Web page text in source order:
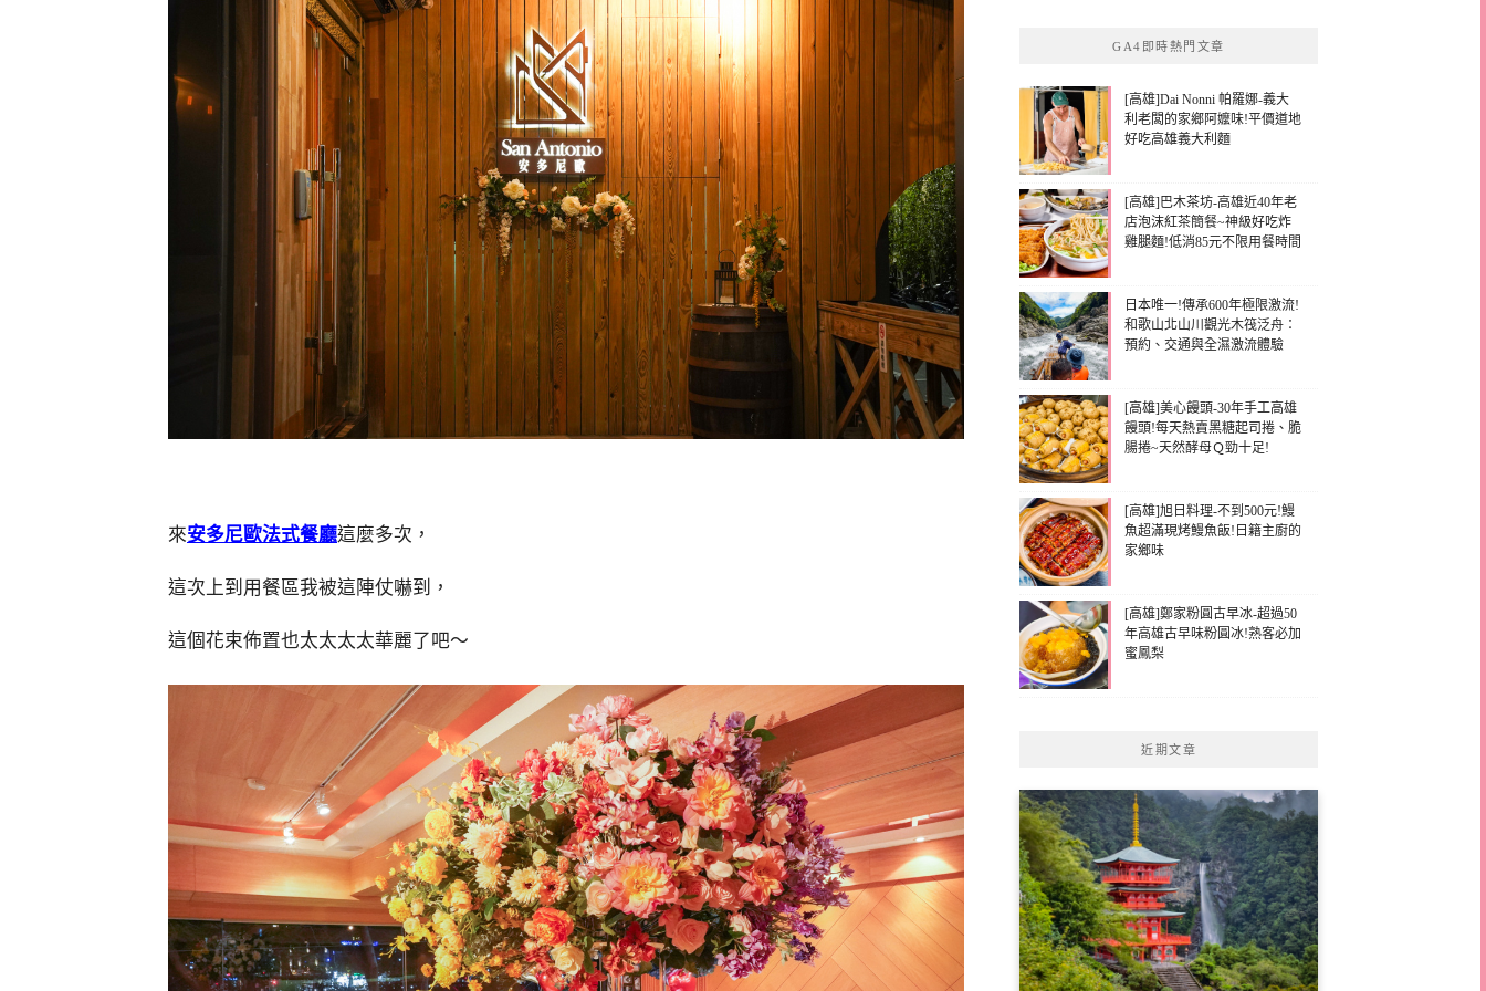
來安多尼歐法式餐廳這麼多次，
這次上到用餐區我被這陣仗嚇到，
這個花束佈置也太太太太華麗了吧～
GA4即時熱門文章
[高雄]Dai Nonni 帕羅娜-義大
利老闆的家鄉阿嬤味!平價道地
好吃高雄義大利麵
[高雄]巴木茶坊-高雄近40年老
店泡沫紅茶簡餐~神級好吃炸
雞腿麵!低消85元不限用餐時間
日本唯一!傳承600年極限激流!
和歌山北山川觀光木筏泛舟：
預約、交通與全濕激流體驗
[高雄]美心饅頭-30年手工高雄
饅頭!每天熱賣黑糖起司捲、脆
腸捲~天然酵母Ｑ勁十足!
[高雄]旭日料理-不到500元!鰻
魚超滿現烤鰻魚飯!日籍主廚的
家鄉味
[高雄]鄭家粉圓古早冰-超過50
年高雄古早味粉圓冰!熟客必加
蜜鳳梨
近期文章